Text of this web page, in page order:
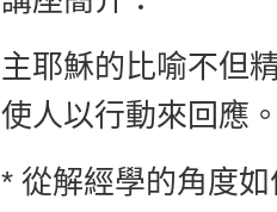
主耶穌的比喻不但
使人以行動來回應
* 從解經學的角度